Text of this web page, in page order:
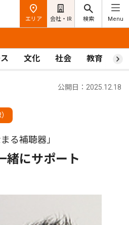
エリア 会社・IR 検索 Menu
文化 社会 教育 ス
公開日：2025.12.18
る補聴器」
緒にサポート